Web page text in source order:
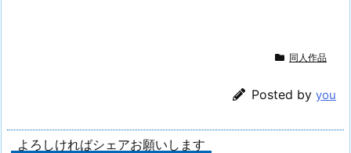
同人作品
Posted by you
よろしければシェアお願いします